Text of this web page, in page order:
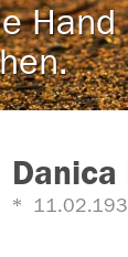
Hand
Danica